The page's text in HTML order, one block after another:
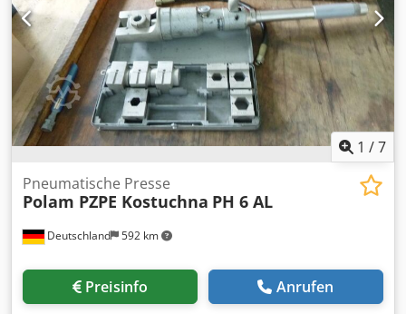
1 /7
Deutschland 592 km
Pneumatische Presse
Polam PZPE Kostuchna PH 6 AL
Preisinfo Anrufen